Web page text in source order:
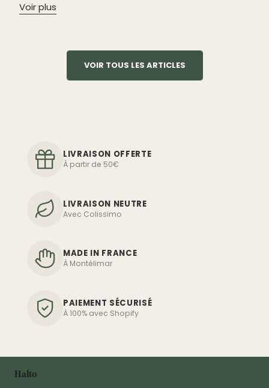
Voir plus
VOIR TOUS LES ARTICLES
LIVRAISON OFFERTE
À partir de 50€
LIVRAISON NEUTRE
Avec Colissimo
MADE IN FRANCE
À Montélimar
PAIEMENT SÉCURISÉ
À 100% avec Shopify
Halto